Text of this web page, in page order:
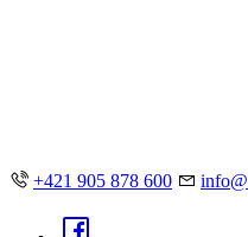
+421 905 878 600